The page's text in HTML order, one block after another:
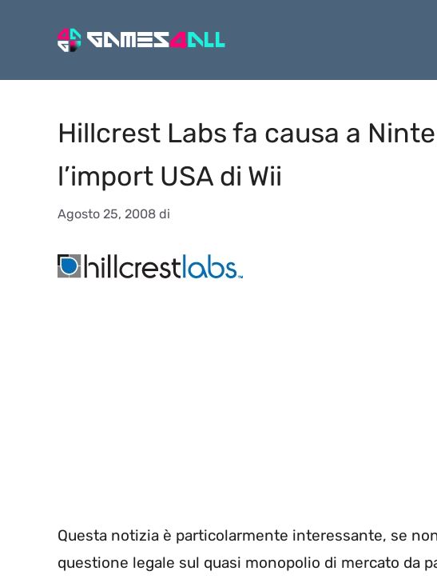
Hillcrest Labs fa causa a
l’import USA di Wii
Agosto 25, 2008 di
Questa notizia è particolarmente interessante, se
questione legale sul quasi monopolio di mercato da